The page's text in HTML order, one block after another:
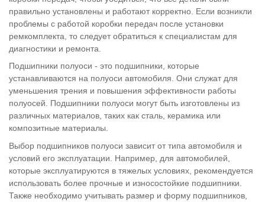
правильно установлены и работают корректно. Если возникли
проблемы с работой коробки передач после установки
ремкомплекта, то следует обратиться к специалистам для
диагностики и ремонта.
Подшипники полуоси - это подшипники, которые
устанавливаются на полуоси автомобиля. Они служат для
уменьшения трения и повышения эффективности работы
полуосей. Подшипники полуоси могут быть изготовлены из
различных материалов, таких как сталь, керамика или
композитные материалы.
Выбор подшипников полуоси зависит от типа автомобиля и
условий его эксплуатации. Например, для автомобилей,
которые эксплуатируются в тяжелых условиях, рекомендуется
использовать более прочные и износостойкие подшипники.
Также необходимо учитывать размер и форму подшипников,